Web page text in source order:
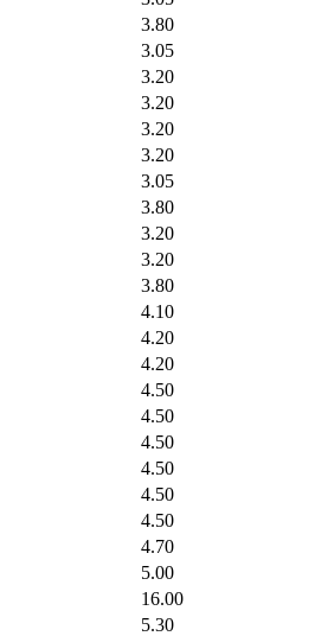
3.80
3.05
3.20
3.20
3.20
3.20
3.05
3.80
3.20
3.20
3.80
4.10
4.20
4.20
4.50
4.50
4.50
4.50
4.50
4.50
4.70
5.00
16.00
5.30